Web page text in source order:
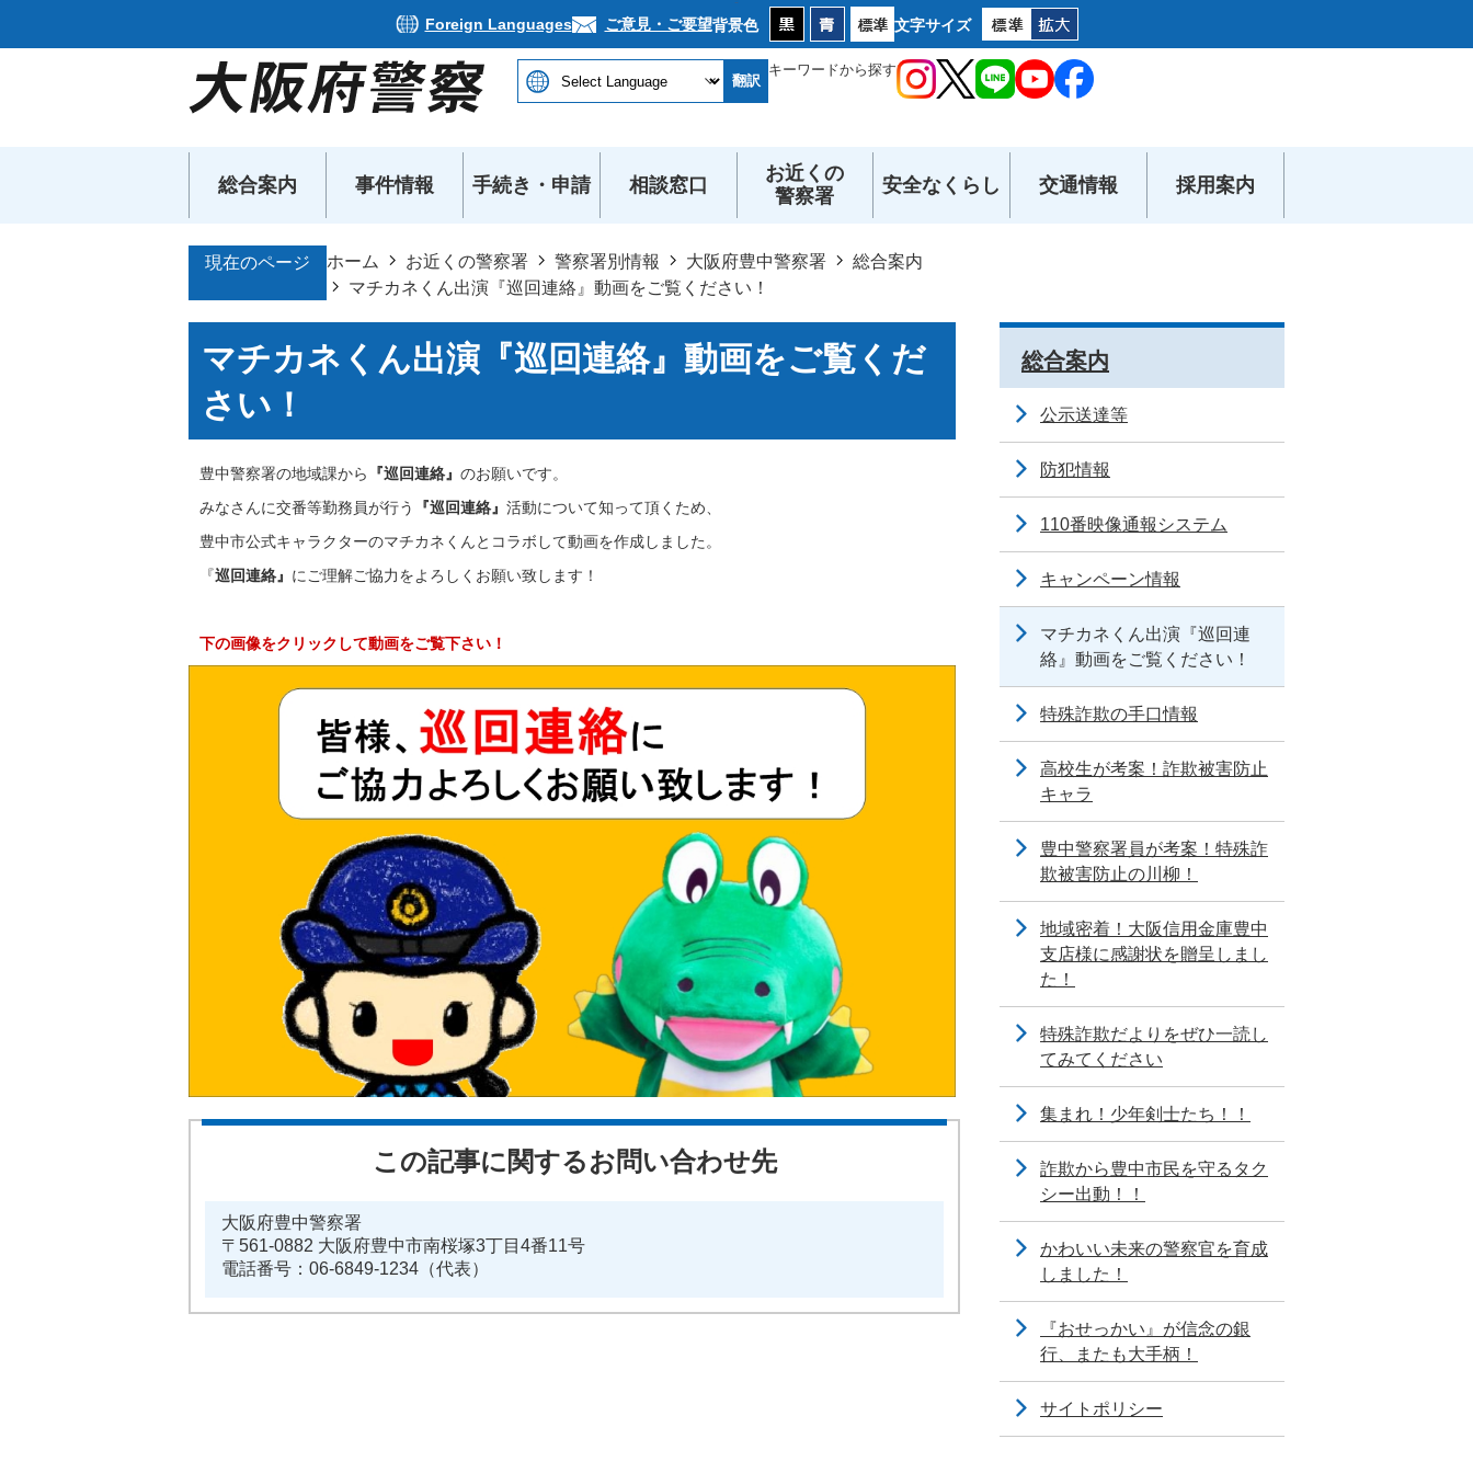
Foreign Languages ご意見・ご要望背景色 文字サイズ
翻訳
キーワードから探す
総合案内 事件情報 手続き・申請 相談窓口
お近くの
警察署
安全なくらし 交通情報 採用案内
現在のページ ホーム お近くの警察署 警察署別情報 大阪府豊中警察署
総合案内
マチカネくん出演『巡回連絡』動画をご覧ください！
マチカネくん出演『巡回連絡』動画をご覧くだ
さい！
豊中警察署の地域課から 『巡回連絡』 のお願いです。
みなさんに交番等勤務員が行う
『巡回連絡』 活動について知って頂くため、
豊中市公式キャラクターのマチカネくんとコラボして動画を作成しました。
『巡回連絡』 にご理解ご協力をよろしくお願い致します！
下の画像をクリックして動画をご覧下さい！
この記事に関するお問い合わせ先
大阪府豊中警察署
〒561-0882 大阪府豊中市南桜塚3丁目4番11号
電話番号：06-6849-1234（代表）
総合案内
公示送達等
防犯情報
110番映像通報システム
キャンペーン情報
マチカネくん出演『巡回連
絡』動画をご覧ください！
特殊詐欺の手口情報
高校生が考案！詐欺被害防止
キャラ
豊中警察署員が考案！特殊詐
欺被害防止の川柳！
地域密着！大阪信用金庫豊中
支店様に感謝状を贈呈しまし
た！
特殊詐欺だよりをぜひ一読し
てみてください
集まれ！少年剣士たち！！
詐欺から豊中市民を守るタク
シー出動！！
かわいい未来の警察官を育成
しました！
『おせっかい』が信念の銀
行、またも大手柄！
サイトポリシー